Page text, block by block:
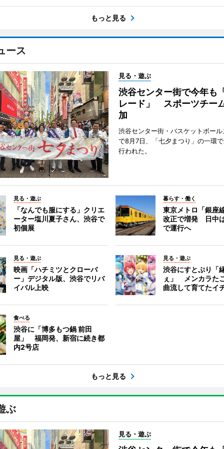
もっと見る
ース
見る・遊ぶ
渋谷センター街で今年も
レード」 スポーツチー
加
渋谷センター街・バスケットボー
で8月7日、「七夕まつり」の一環
行われた。
見る・遊ぶ
「なんでも服にする」クリエ
ーター塩川夏子さん、渋谷で
初個展
暮らす・働く
東京メトロ「銀座
改正で増発 日中
で運行へ
見る・遊ぶ
映画「ハチミツとクローバ
ー」デジタル版、渋谷でリバ
イバル上映
見る・遊ぶ
渋谷にすとぷり「
ぇ」 メンカラた
曲流して育てたイ
食べる
渋谷に「博多もつ鍋 前田
屋」 福岡発、新宿に続き都
内2号店
もっと見る
ぶ
見る・遊ぶ